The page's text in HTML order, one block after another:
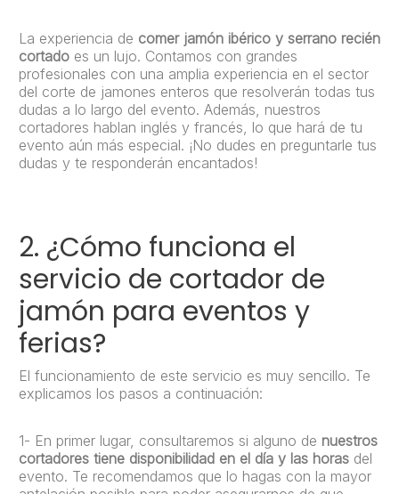
La experiencia de comer jamón ibérico y serrano recién
cortado es un lujo. Contamos con grandes
profesionales con una amplia experiencia en el sector
del corte de jamones enteros que resolverán todas tus
dudas a lo largo del evento. Además, nuestros
cortadores hablan inglés y francés, lo que hará de tu
evento aún más especial. ¡No dudes en preguntarle tus
dudas y te responderán encantados!
2. ¿Cómo funciona el
servicio de cortador de
jamón para eventos y
ferias?
El funcionamiento de este servicio es muy sencillo. Te
explicamos los pasos a continuación:
1- En primer lugar, consultaremos si alguno de nuestros
cortadores tiene disponibilidad en el día y las horas del
evento. Te recomendamos que lo hagas con la mayor